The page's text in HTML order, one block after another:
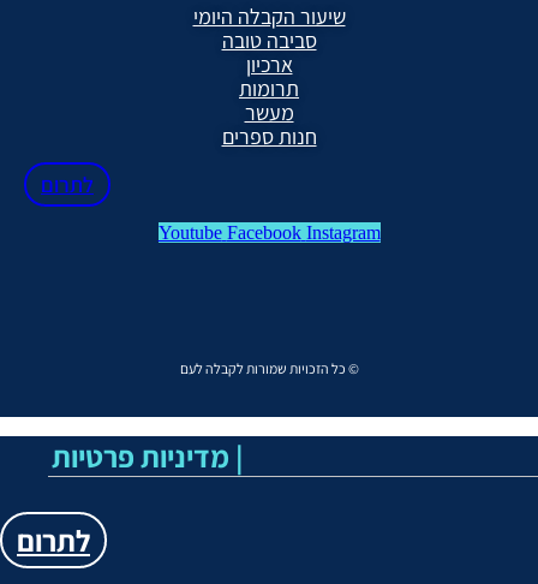
שיעור הקבלה היומי
סביבה טובה
ארכיון
תרומות
מעשר
חנות ספרים
לתרום
Youtube Facebook Instagram
כל הזכויות שמורות לקבלה לעם ©
מדיניות פרטיות |
לתרום